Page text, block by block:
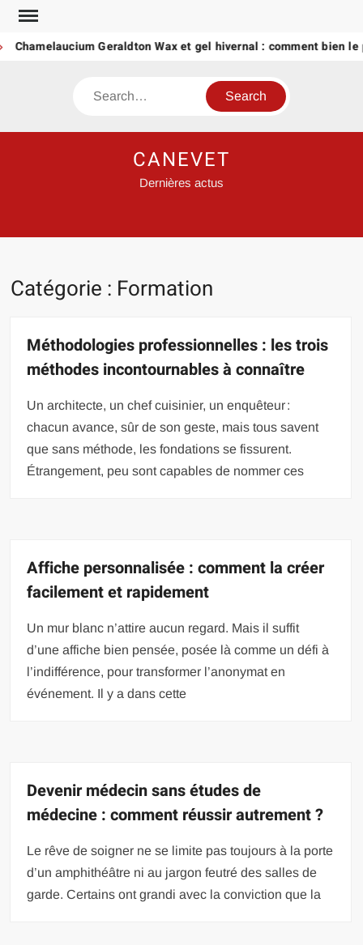
Skip
content
Geraldton Wax et gel hivernal : comment bien le
Search
CANEVET
Dernières actus
Catégorie : Formation
Méthodologies professionnelles : les trois
méthodes incontournables à connaître
Un architecte, un chef cuisinier, un enquêteur :
chacun avance, sûr de son geste, mais tous savent
que sans méthode, les fondations se fissurent.
Étrangement, peu sont capables de nommer ces
Affiche personnalisée : comment la créer
facilement et rapidement
Un mur blanc n’attire aucun regard. Mais il suffit
d’une affiche bien pensée, posée là comme un défi à
l’indifférence, pour transformer l’anonymat en
événement. Il y a dans cette
Devenir médecin sans études de
médecine : comment réussir autrement ?
Le rêve de soigner ne se limite pas toujours à la porte
d’un amphithéâtre ni au jargon feutré des salles de
garde. Certains ont grandi avec la conviction que la